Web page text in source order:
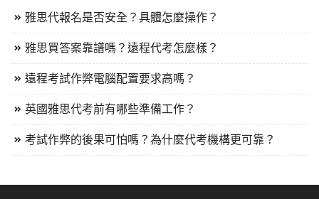
雅思代報名是否安全？具體怎麼操作？
雅思買答案靠譜嗎？遠程代考怎麼樣？
遠程考試作弊電腦配置要求高嗎？
英國雅思代考前有哪些準備工作？
考試作弊的後果可怕嗎？為什麼代考機構更可靠？